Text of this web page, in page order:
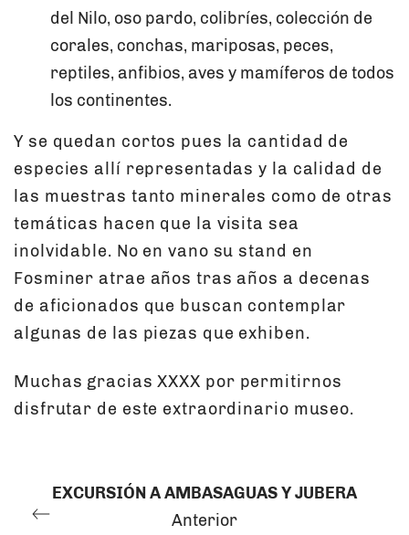
del Nilo, oso pardo, colibríes, colección de
corales, conchas, mariposas, peces,
reptiles, anfibios, aves y mamíferos de todos
los continentes.
Y se quedan cortos pues la cantidad de
especies allí representadas y la calidad de
las muestras tanto minerales como de otras
temáticas hacen que la visita sea
inolvidable. No en vano su stand en
Fosminer atrae años tras años a decenas
de aficionados que buscan contemplar
algunas de las piezas que exhiben.
Muchas gracias XXXX por permitirnos
disfrutar de este extraordinario museo.
EXCURSIÓN A AMBASAGUAS Y JUBERA
Anterior